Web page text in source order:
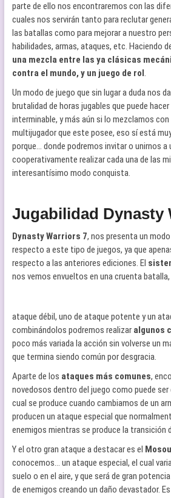
parte de ello nos encontraremos con las
cuales nos servirán tanto para reclutar
las batallas como para mejorar a nuestro
habilidades, armas, ataques, etc. Haciendo
una mezcla entre las ya clásicas
contra el mundo, y un juego de rol.
Un modo de juego que sin lugar a duda nos
brutalidad de horas jugables que puede
interminable, y más aún si lo mezclamos
multijugador que este posee, eso sí está
porque… donde podremos invitar o unirnos a
cooperativamente realizar cada una de las
interesantísimo modo conquista.
Jugabilidad Dynasty
Dynasty Warriors 7, nos presenta un
respecto a este tipo de juegos, ya que
respecto a las anteriores ediciones. El
nos vemos envueltos en una cruenta
ataque débil, uno de ataque potente y un
combinándolos podremos realizar algunos
poco más variada la acción sin volverse un
que termina siendo común por desgracia.
Aparte de los ataques más comunes,
novedosos dentro del juego como puede ser
cual se produce cuando cambiamos de un
producen un ataque especial que
enemigos mientras se produce la transición
Y el otro gran ataque a destacar es el Mosou
conocemos… un ataque especial, el cual
suelo o en el aire, y que será de gran
de enemigos creando un daño devastador.